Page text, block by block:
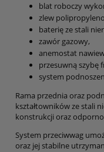
blat roboczy
zlew
baterię ze stali
zawór gazowy,
anemostat
przesuwną szybę
system
Rama przednia oraz
kształtowników ze stali
konstrukcji oraz
System przeciwwag
oraz jej stabilne